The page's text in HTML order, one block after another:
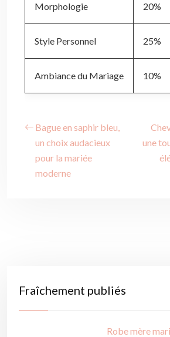
Morphologie 20%
Style Personnel 25%
Ambiance du Mariage 10%
Bague en saphir bleu,
un choix audacieux
pour la mariée
moderne
une
Fraîchement publiés
Robe mère